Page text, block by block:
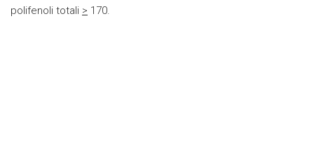
polifenoli totali > 170.